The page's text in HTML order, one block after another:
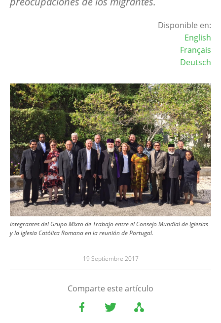
Disponible en:
English
Français
Deutsch
Image
Integrantes del Grupo Mixto de Trabajo entre el Consejo Mundial de Iglesias
y la Iglesia Católica Romana en la reunión de Portugal.
19 Septiembre 2017
Comparte este artículo